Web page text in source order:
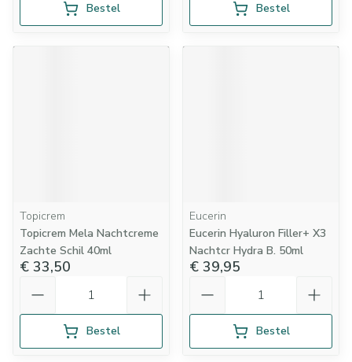
Bestel Bestel
Topicrem
Topicrem Mela Nachtcreme
Zachte Schil 40ml
€ 33,50
Bestel
Eucerin
Eucerin Hyaluron Filler+ X3
Nachtcr Hydra B. 50ml
€ 39,95
Bestel